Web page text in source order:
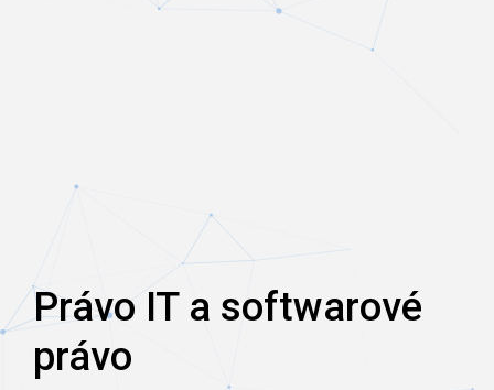
Právo IT a softwarové
právo